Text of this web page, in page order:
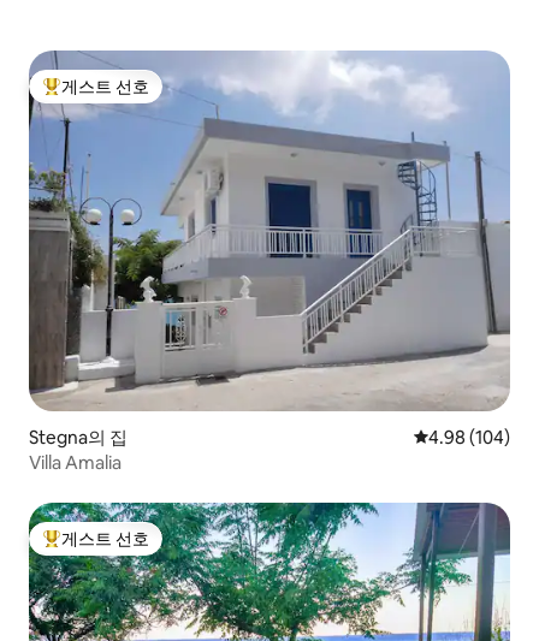
상위 게스트 선호
게스트 선호
Stegna의 집 평점 4.98점(5
4.98 (104)
Villa Amalia
상위 게스트 선호
게스트 선호